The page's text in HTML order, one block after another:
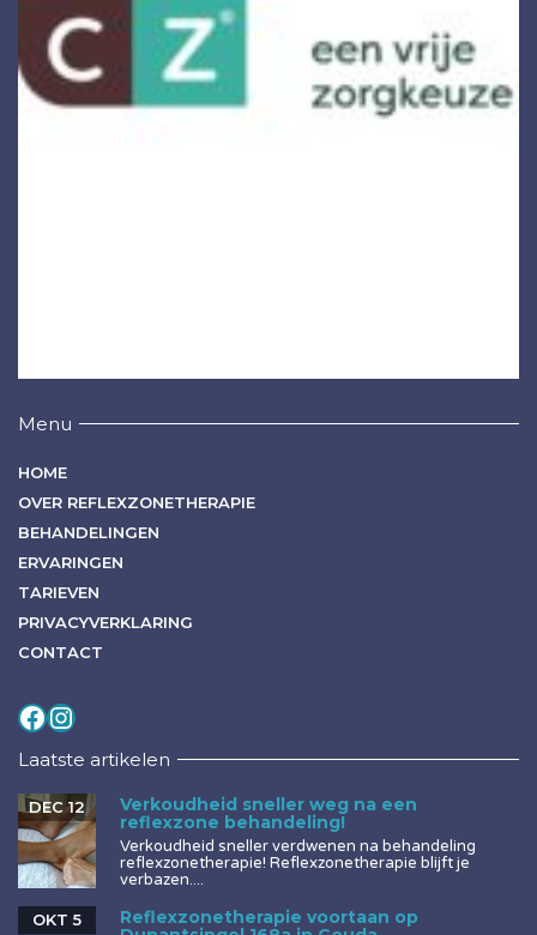
Menu
HOME
OVER REFLEXZONETHERAPIE
BEHANDELINGEN
ERVARINGEN
TARIEVEN
PRIVACYVERKLARING
CONTACT
Volg mij opInstagram
Laatste artikelen
Verkoudheid sneller weg na een
reflexzone behandeling!
DEC 12
Verkoudheid sneller verdwenen na behandeling
reflexzonetherapie! Reflexzonetherapie blijft je
verbazen....
Reflexzonetherapie voortaan op
OKT 5